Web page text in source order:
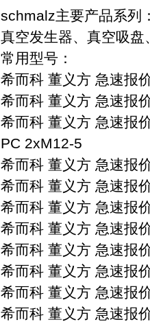
schmalz主要产品系列
真空发生器、真空吸盘
常用型号：
希而科 董义方 急速
希而科 董义方 急速
希而科 董义方 急速
PC 2xM12-5
希而科 董义方 急速
希而科 董义方 急速
希而科 董义方 急速
希而科 董义方 急速
希而科 董义方 急速
希而科 董义方 急速
希而科 董义方 急速
希而科 董义方 急速